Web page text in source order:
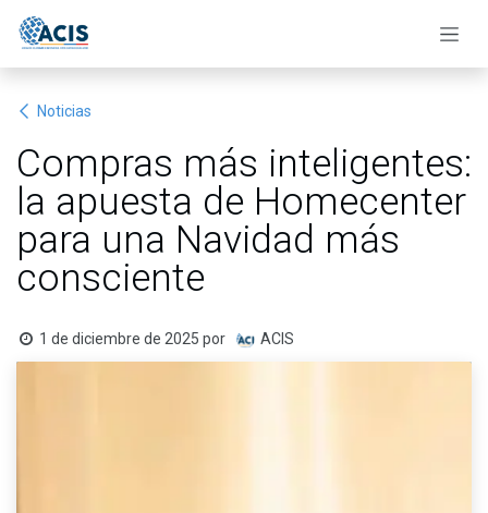
Noticias
Compras más inteligentes:
la apuesta de Homecenter
para una Navidad más
consciente
1 de diciembre de 2025 por ACIS